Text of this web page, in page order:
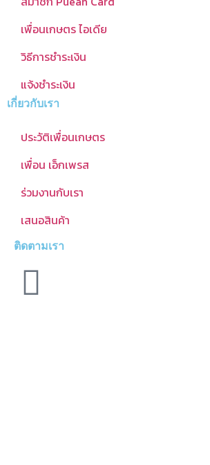
เพื่อนเกษตร ไอเดีย
วิธีการชำระเงิน
แจ้งชำระเงิน
เกี่ยวกับเรา
ประวัติเพื่อนเกษตร
เพื่อน เอ็กเพรส
ร่วมงานกับเรา
เสนอสินค้า
ติดตามเรา